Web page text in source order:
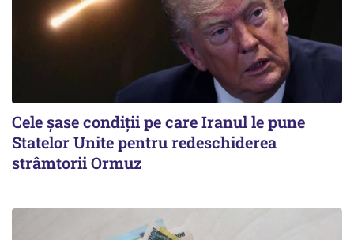
Cele șase condiții pe care Iranul le pune
Statelor Unite pentru redeschiderea
strâmtorii Ormuz